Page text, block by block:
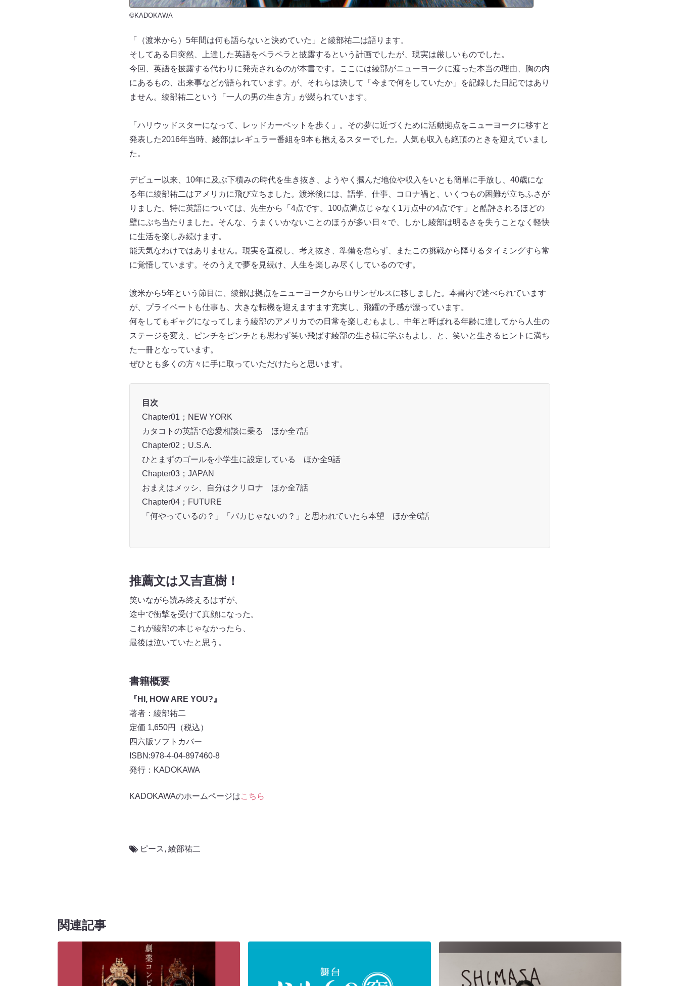
©KADOKAWA
「（渡米から）5年間は何も語らないと決めていた」と綾部祐二は語ります。
そしてある日突然、上達した英語をペラペラと披露するという計画でしたが、現実は厳しいものでした。
今回、英語を披露する代わりに発売されるのが本書です。ここには綾部がニューヨークに渡った本当の理由、胸の内
にあるもの、出来事などが語られています。が、それらは決して「今まで何をしていたか」を記録した日記ではあり
ません。綾部祐二という「一人の男の生き方」が綴られています。
「ハリウッドスターになって、レッドカーペットを歩く」。その夢に近づくために活動拠点をニューヨークに移すと
発表した2016年当時、綾部はレギュラー番組を9本も抱えるスターでした。人気も収入も絶頂のときを迎えていまし
た。
デビュー以来、10年に及ぶ下積みの時代を生き抜き、ようやく摑んだ地位や収入をいとも簡単に手放し、40歳にな
る年に綾部祐二はアメリカに飛び立ちました。渡米後には、語学、仕事、コロナ禍と、いくつもの困難が立ちふさが
りました。特に英語については、先生から「4点です。100点満点じゃなく1万点中の4点です」と酷評されるほどの
壁にぶち当たりました。そんな、うまくいかないことのほうが多い日々で、しかし綾部は明るさを失うことなく軽快
に生活を楽しみ続けます。
能天気なわけではありません。現実を直視し、考え抜き、準備を怠らず、またこの挑戦から降りるタイミングすら常
に覚悟しています。そのうえで夢を見続け、人生を楽しみ尽くしているのです。
渡米から5年という節目に、綾部は拠点をニューヨークからロサンゼルスに移しました。本書内で述べられています
が、プライベートも仕事も、大きな転機を迎えますます充実し、飛躍の予感が漂っています。
何をしてもギャグになってしまう綾部のアメリカでの日常を楽しむもよし、中年と呼ばれる年齢に達してから人生の
ステージを変え、ピンチをピンチとも思わず笑い飛ばす綾部の生き様に学ぶもよし、と、笑いと生きるヒントに満ち
た一冊となっています。
ぜひとも多くの方々に手に取っていただけたらと思います。
目次
Chapter01；NEW YORK
カタコトの英語で恋愛相談に乗る ほか全7話
Chapter02；U.S.A.
ひとまずのゴールを小学生に設定している ほか全9話
Chapter03；JAPAN
おまえはメッシ、自分はクリロナ ほか全7話
Chapter04；FUTURE
「何やっているの？」「バカじゃないの？」と思われていたら本望 ほか全6話
推薦文は又吉直樹！
笑いながら読み終えるはずが、
途中で衝撃を受けて真顔になった。
これが綾部の本じゃなかったら、
最後は泣いていたと思う。
書籍概要
『HI, HOW ARE YOU?』
著者：綾部祐二
定価 1,650円（税込）
四六版ソフトカバー
ISBN:978-4-04-897460-8
発行：KADOKAWA
KADOKAWAのホームページはこちら
ピース, 綾部祐二
関連記事